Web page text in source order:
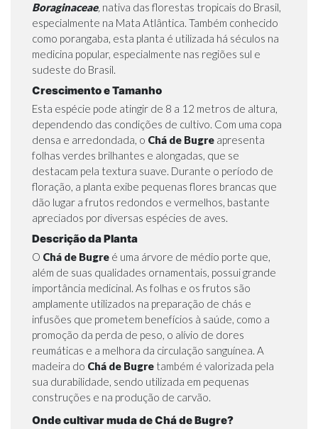
Boraginaceae, nativa das florestas tropicais do Brasil,
especialmente na Mata Atlântica. Também conhecido
como porangaba, esta planta é utilizada há séculos na
medicina popular, especialmente nas regiões sul e
sudeste do Brasil.
Crescimento e Tamanho
Esta espécie pode atingir de 8 a 12 metros de altura,
dependendo das condições de cultivo. Com uma copa
densa e arredondada, o Chá de Bugre apresenta
folhas verdes brilhantes e alongadas, que se
destacam pela textura suave. Durante o período de
floração, a planta exibe pequenas flores brancas que
dão lugar a frutos redondos e vermelhos, bastante
apreciados por diversas espécies de aves.
Descrição da Planta
O Chá de Bugre é uma árvore de médio porte que,
além de suas qualidades ornamentais, possui grande
importância medicinal. As folhas e os frutos são
amplamente utilizados na preparação de chás e
infusões que prometem benefícios à saúde, como a
promoção da perda de peso, o alívio de dores
reumáticas e a melhora da circulação sanguínea. A
madeira do Chá de Bugre também é valorizada pela
sua durabilidade, sendo utilizada em pequenas
construções e na produção de carvão.
Onde cultivar muda de Chá de Bugre?